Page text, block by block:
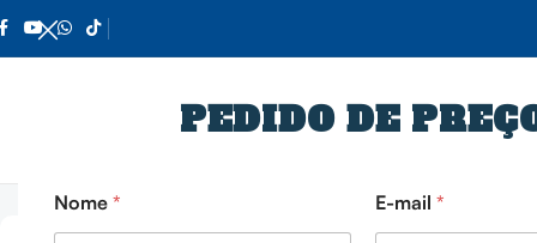
PEDIDO DE
m
p
Nome * E-mail *